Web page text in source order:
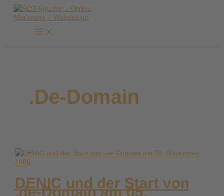
Zum
Inhalt
.de-Domain
DENIC und der Start von
.de-Domain am 05.